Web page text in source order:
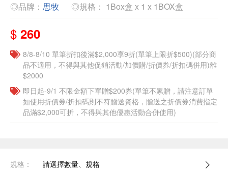
◎品牌： 思牧 ◎規格： 1Box盒 x 1 x 1BOX盒
$ 260
8/8-8/10 單筆折扣後滿$2,000享9折(單筆上限折$500)(部分商
品不適用，不得與其他促銷活動/加價購/折價券/折扣碼併用)離
$2000
即日起-9/1 不限金額下單贈$200券(單筆不累贈，請注意訂單
如使用折價券/折扣碼則不符贈送資格，贈送之折價券消費指定
品滿$2,000可折，不得與其他優惠活動合併使用)
規格： 請選擇數量、規格